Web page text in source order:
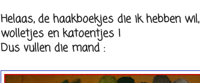
Helaas, de haakboekjes die ik hebben
wolletjes en katoentjes !
Dus vullen die mand :